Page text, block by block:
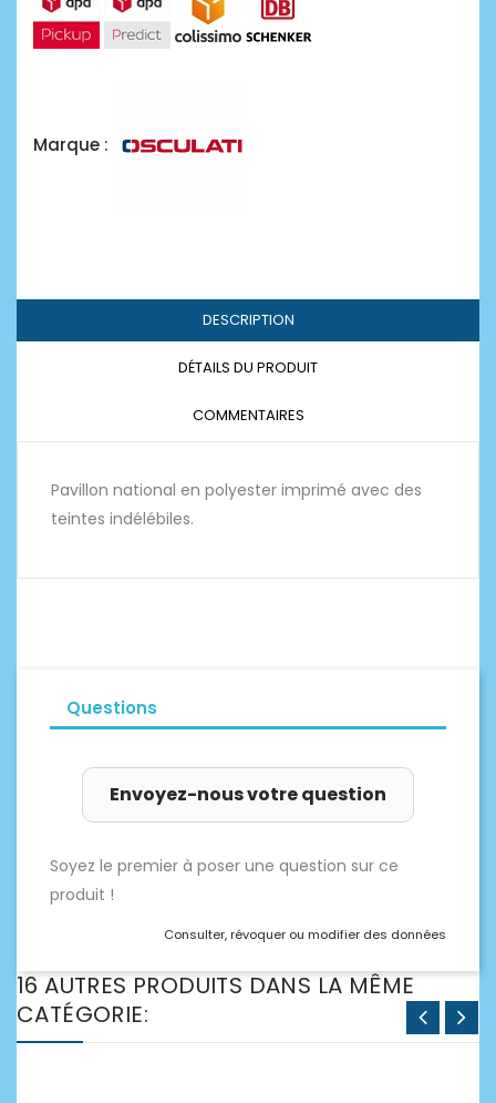
Marque :
DESCRIPTION
DÉTAILS DU PRODUIT
COMMENTAIRES
Pavillon national en polyester imprimé avec des
teintes indélébiles.
Questions
Envoyez-nous votre question
Soyez le premier à poser une question sur ce
produit !
Consulter, révoquer ou modifier des données
16 AUTRES PRODUITS DANS LA MÊME
CATÉGORIE: